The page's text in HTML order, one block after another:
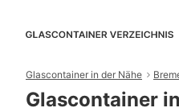
Glascontainer in der Nähe
Glascontainer